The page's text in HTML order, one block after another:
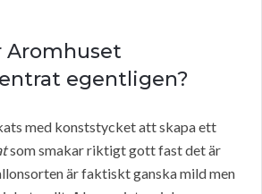
Aromhuset
egentligen?
med konststycket att skapa ett
som smakar riktigt gott fast det är
är faktiskt ganska mild men